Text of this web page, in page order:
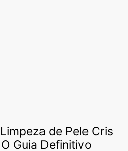
de Pele Cris
Guia Definitivo